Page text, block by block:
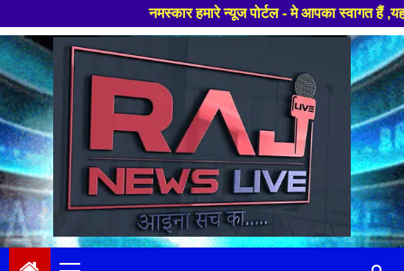
नमस्कार हमारे न्यूज पोर्टल - मे आपका स्वागत हैं ,यहाँ आपको
Skip
to
content